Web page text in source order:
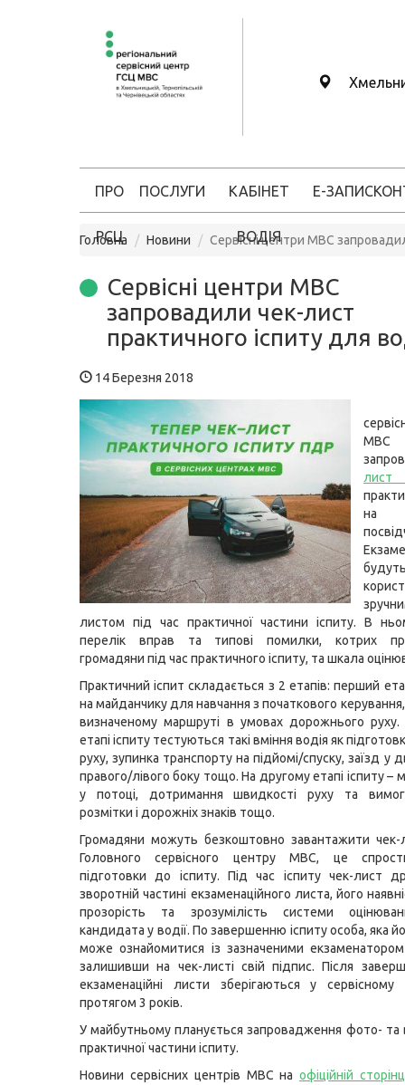
ПРО
РСЦ
ПОСЛУГИ КАБІНЕТ
ВОДІЯ
Е-ЗАПИС
Головна Новини Сервісні центри МВС
Сервісні центри МВС
запровадили чек-лист
практичного іспиту для
14 Березня 2018
МВС
лист
на
листом під час практичної частини іспиту. В
перелік вправ та типові помилки, котрих
громадяни під час практичного іспиту, та шкала
Практичний іспит складається з 2 етапів: перший
на майданчику для навчання з початкового
визначеному маршруті в умовах дорожнього
етапі іспиту тестуються такі вміння водія як
руху, зупинка транспорту на підйомі/спуску, заїзд у
правого/лівого боку тощо. На другому етапі іспиту –
у потоці, дотримання швидкості руху та
розмітки і дорожніх знаків тощо.
Громадяни можуть безкоштовно завантажити чек-
Головного сервісного центру МВС, це
підготовки до іспиту. Під час іспиту чек-лист
зворотній частині екзаменаційного листа, його
прозорість та зрозумілість системи
кандидата у водії. По завершенню іспиту особа, яка
може ознайомитися із зазначеними
залишивши на чек-листі свій підпис. Після
екзаменаційні листи зберігаються у
протягом 3 років.
У майбутньому планується запровадження фото- та
практичної частини іспиту.
Новини сервісних центрів МВС наофіційній